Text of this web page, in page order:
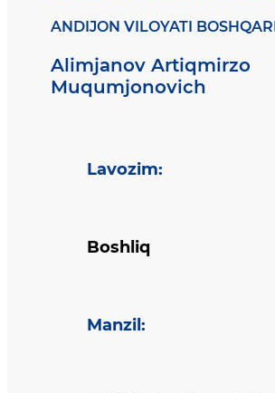
ANDIJON VILOYATI
Alimjanov Artiqmirzo
Muqumjonovich
Lavozim:
Boshliq
Manzil :